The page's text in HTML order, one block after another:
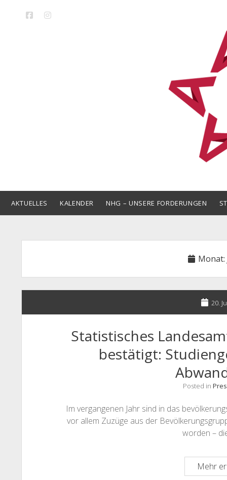
facebookinstagram
AKTUELLES KALENDER NHG – UNSERE FORDERUNGEN
Monat:
20.
Statistisches
bestätigt:
Posted in
Im vergangenen Jahr sind in das
vor allem Zuzüge aus der
worden –
Mehr